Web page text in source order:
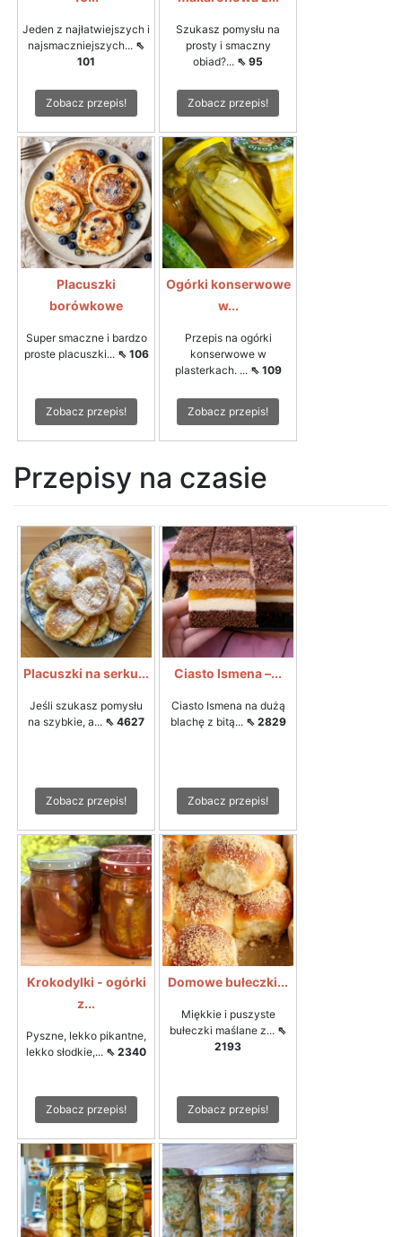
Jeden z najłatwiejszych i
najsmaczniejszych... ⇖
101
Zobacz przepis!
Szukasz pomysłu na
prosty i smaczny
obiad?... ⇖ 95
Zobacz przepis!
Placuszki
borówkowe
Super smaczne i bardzo
proste placuszki... ⇖ 106
Zobacz przepis!
Ogórki konserwowe
w...
Przepis na ogórki
konserwowe w
plasterkach. ... ⇖ 109
Zobacz przepis!
Przepisy na czasie
Placuszki na serku...
Jeśli szukasz pomysłu
na szybkie, a... ⇖ 4627
Zobacz przepis!
Ciasto Ismena –...
Ciasto Ismena na dużą
blachę z bitą... ⇖ 2829
Zobacz przepis!
Krokodylki - ogórki
z...
Pyszne, lekko pikantne,
lekko słodkie,... ⇖ 2340
Zobacz przepis!
Domowe bułeczki...
Miękkie i puszyste
bułeczki maślane z... ⇖
2193
Zobacz przepis!